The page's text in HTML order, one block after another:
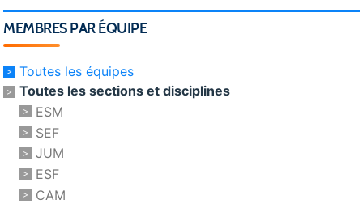
MEMBRES PAR ÉQUIPE
Toutes les équipes
Toutes les sections et disciplines
ESM
SEF
JUM
ESF
CAM